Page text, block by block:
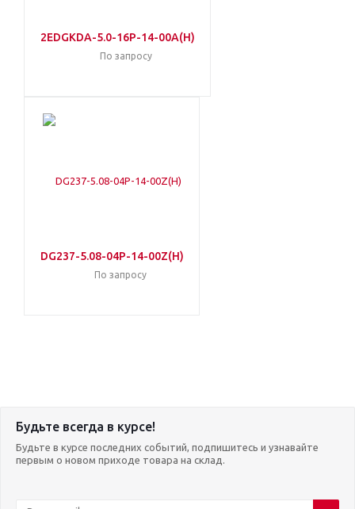
2EDGKDA-5.0-16P-14-00A(H)
По запросу
DG237-5.08-04P-14-00Z(H)
По запросу
Будьте всегда в курсе!
Будьте в курсе последних событий, подпишитесь и узнавайте
первым о новом приходе товара на склад.